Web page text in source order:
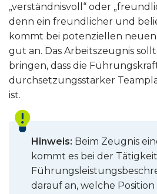
„verständnisvoll“ oder
denn ein freundlicher und
kommt bei potenziellen
gut an. Das Arbeitszeugnis
bringen, dass die
durchsetzungsstarker
ist.
Hinweis: Beim Zeugnis
kommt es bei der
darauf an, welche Position